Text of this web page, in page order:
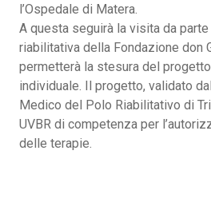
l’Ospedale di Matera.
A questa seguirà la visita da parte
riabilitativa della Fondazione don
permetterà la stesura del
individuale. Il progetto, validato
Medico del Polo Riabilitativo di
UVBR di competenza per
delle terapie.